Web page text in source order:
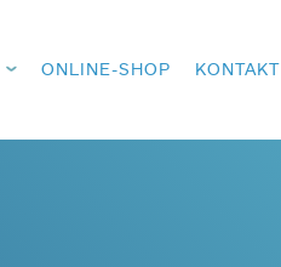
ONLINE-SHOP KONTAKT